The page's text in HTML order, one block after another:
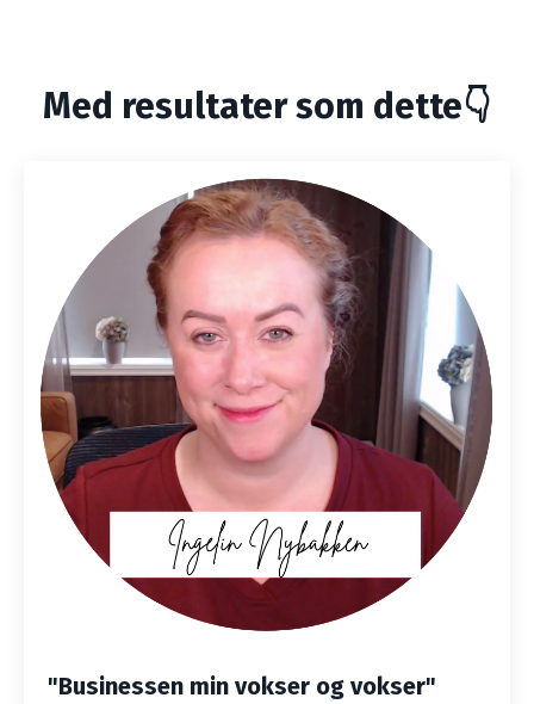
Med resultater som dette👇
"Businessen min vokser og vokser"